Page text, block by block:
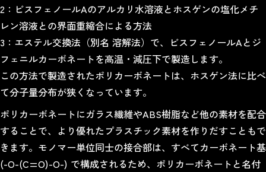
2：ビスフェノールAのアルカリ水溶液とホスゲンの塩化メチ
レン溶液との界面重縮合による方法
3：エステル交換法（別名 溶解法）で、ビスフェノールAとジ
フェニルカーボネートを高温・減圧下で製造します。
この方法で製造されたポリカーボネートは、ホスゲン法に比べ
て分子量分布が狭くなっています。
ポリカーボネートにガラス繊維やABS樹脂など他の素材を配合
することで、より優れたプラスチック素材を作りだすこともで
きます。モノマー単位同士の接合部は、すべてカーボネート基
(-O-(C=O)-O-) で構成されるため、ポリカーボネートと名付